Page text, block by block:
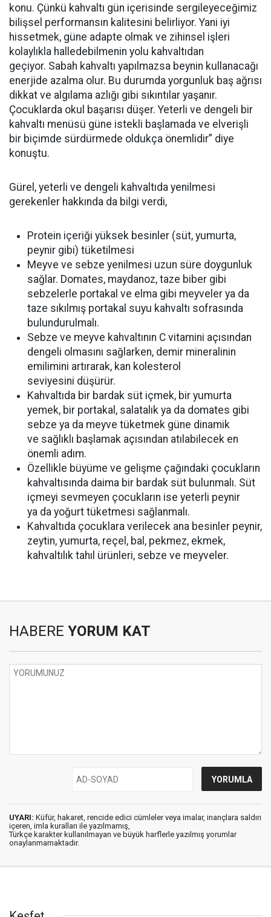
konu. Çünkü kahvaltı gün içerisinde sergileyeceğimiz
bilişsel performansın kalitesini belirliyor. Yani iyi
hissetmek, güne adapte olmak ve zihinsel işleri
kolaylıkla halledebilmenin yolu kahvaltıdan
geçiyor. Sabah kahvaltı yapılmazsa beynin kullanacağı
enerjide azalma olur. Bu durumda yorgunluk baş ağrısı
dikkat ve algılama azlığı gibi sıkıntılar yaşanır.
Çocuklarda okul başarısı düşer. Yeterli ve dengeli bir
kahvaltı menüsü güne istekli başlamada ve elverişli
bir biçimde sürdürmede oldukça önemlidir” diye
konuştu.
Gürel, yeterli ve dengeli kahvaltıda yenilmesi
gerekenler hakkında da bilgi verdi,
Protein içeriği yüksek besinler (süt, yumurta,
peynir gibi) tüketilmesi
Meyve ve sebze yenilmesi uzun süre doygunluk
sağlar. Domates, maydanoz, taze biber gibi
sebzelerle portakal ve elma gibi meyveler ya da
taze sıkılmış portakal suyu kahvaltı sofrasında
bulundurulmalı.
Sebze ve meyve kahvaltının C vitamini açısından
dengeli olmasını sağlarken, demir mineralinin
emilimini artırarak, kan kolesterol
seviyesini düşürür.
Kahvaltıda bir bardak süt içmek, bir yumurta
yemek, bir portakal, salatalık ya da domates gibi
sebze ya da meyve tüketmek güne dinamik
ve sağlıklı başlamak açısından atılabilecek en
önemli adım.
Özellikle büyüme ve gelişme çağındaki çocukların
kahvaltısında daima bir bardak süt bulunmalı. Süt
içmeyi sevmeyen çocukların ise yeterli peynir
ya da yoğurt tüketmesi sağlanmalı.
Kahvaltıda çocuklara verilecek ana besinler peynir,
zeytin, yumurta, reçel, bal, pekmez, ekmek,
kahvaltılık tahıl ürünleri, sebze ve meyveler.
HABERE YORUM KAT
UYARI: Küfür, hakaret, rencide edici cümleler veya imalar, inançlara saldırı
içeren, imla kuralları ile yazılmamış,
Türkçe karakter kullanılmayan ve büyük harflerle yazılmış yorumlar
onaylanmamaktadır.